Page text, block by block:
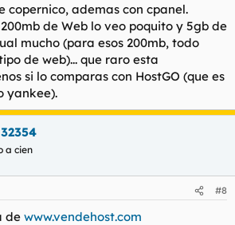
copernico, ademas con cpanel.
de Web lo veo poquito y 5gb de
mucho (para esos 200mb, todo
de web)... que raro esta
si lo comparas con HostGO (que es
yankee).
a cien
#8
de www.vendehost.com